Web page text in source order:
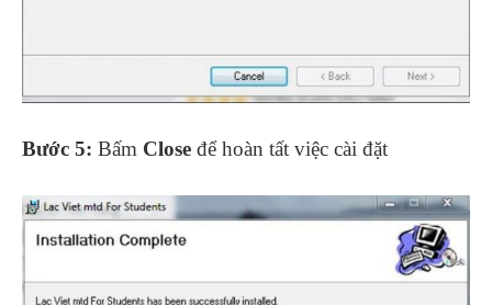
Bước 5: Bấm Close để hoàn tất việc cài đặt